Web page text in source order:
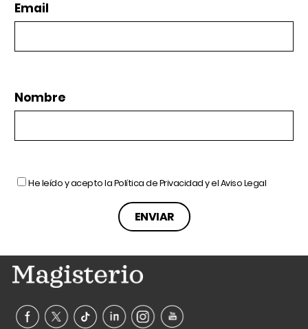
Email
Nombre
He leído y acepto laPolítica de Privacidady elAviso Legal